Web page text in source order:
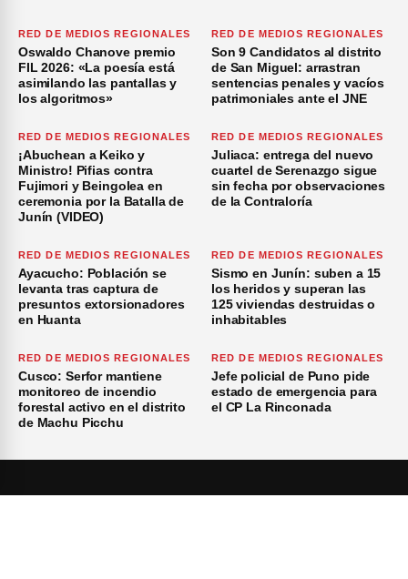
RED DE MEDIOS REGIONALES
Oswaldo Chanove premio
FIL 2026: «La poesía está
asimilando las pantallas y
los algoritmos»
RED DE MEDIOS REGIONALES
Son 9 Candidatos al distrito
de San Miguel: arrastran
sentencias penales y vacíos
patrimoniales ante el JNE
RED DE MEDIOS REGIONALES
¡Abuchean a Keiko y
Ministro! Pifias contra
Fujimori y Beingolea en
ceremonia por la Batalla de
Junín (VIDEO)
RED DE MEDIOS REGIONALES
Juliaca: entrega del nuevo
cuartel de Serenazgo sigue
sin fecha por observaciones
de la Contraloría
RED DE MEDIOS REGIONALES
Ayacucho: Población se
levanta tras captura de
presuntos extorsionadores
en Huanta
RED DE MEDIOS REGIONALES
Sismo en Junín: suben a 15
los heridos y superan las
125 viviendas destruidas o
inhabitables
RED DE MEDIOS REGIONALES
Cusco: Serfor mantiene
monitoreo de incendio
forestal activo en el distrito
de Machu Picchu
RED DE MEDIOS REGIONALES
Jefe policial de Puno pide
estado de emergencia para
el CP La Rinconada